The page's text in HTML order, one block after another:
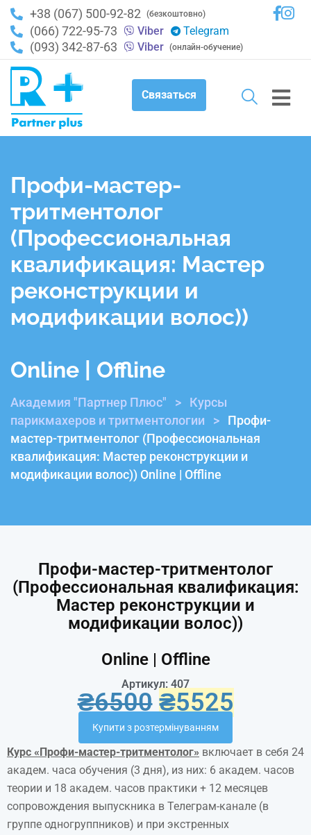
+38 (067) 500-92-82 (безкоштовно)
(066) 722-95-73 Viber Telegram
(093) 342-87-63 Viber (онлайн-обучение)
Связаться
Профи-мастер-
тритментолог
(Профессиональная
квалификация: Мастер
реконструкции и
модификации волос))
Online | Offline
Академия "Партнер Плюс" >
Курсы
парикмахеров и тритментологии
>
Профи-
мастер-тритментолог (Профессиональная
квалификация: Мастер реконструкции и
модификации волос)) Online | Offline
Профи-мастер-тритментолог
(Профессиональная квалификация:
Мастер реконструкции и
модификации волос))
Online | Offline
Артикул: 407
₴6500 ₴5525
Купити з розтермінуванням
Курс «Профи-мастер-тритментолог» включает в себя 24
академ. часа обучения (3 дня), из них: 6 академ. часов
теории и 18 академ. часов практики + 12 месяцев
сопровождения выпускника в Телеграм-канале (в
группе одногруппников) и при экстренных